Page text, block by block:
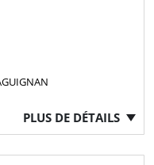
PLUS DE DÉTAILS